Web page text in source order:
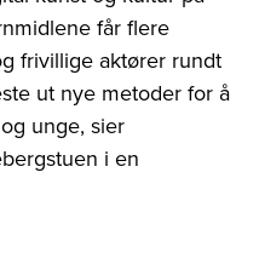
får flere
frivillige aktører rundt
ut nye metoder for å
unge, sier
i en